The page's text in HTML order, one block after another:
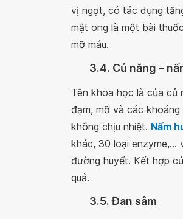
vị ngọt, có tác dụng
mật ong là một bài thuốc
mỡ máu.
3.4. Củ năng –
Tên khoa học là của củ
đạm, mỡ và các
không chịu nhiệt. Nấm
khác, 30 loại enzyme,...
đường huyết. Kết hợp
quả.
3.5. Đan sâm